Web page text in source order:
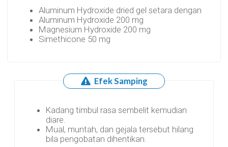
Aluminum Hydroxide dried gel setara dengan
Aluminum Hydroxide 200 mg
Magnesium Hydroxide 200 mg
Simethicone 50 mg
Efek Samping
Kadang timbul rasa sembelit kemudian
diare.
Mual, muntah, dan gejala tersebut hilang
bila pengobatan dihentikan.